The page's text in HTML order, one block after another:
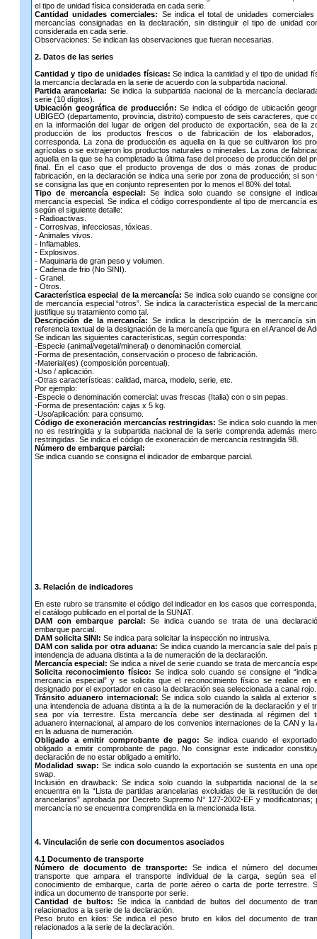
el tipo de unidad física considerada en cada serie.
Cantidad unidades comerciales: Se indica el total de unidades
mercancías consignadas en la declaración, sin distinguir el tipo de unidad
considerada en cada serie.
Observaciones: Se indican las observaciones que fueran necesarias.
2. Datos de las series
Cantidad y tipo de unidades físicas: Se indica la cantidad y el tipo de unidad
la mercancía declarada en la serie de acuerdo con la subpartida nacional.
Partida arancelaria: Se indica la subpartida nacional de la mercancía
serie (10 dígitos).
Ubicación geográfica de producción: Se indica el código de ubicación
UBIGEO (departamento, provincia, distrito) compuesto de seis caracteres, que
en la información del lugar de origen del producto de exportación, sea de la
producción de los productos frescos o de fabricación de los elaborados,
corresponda. La zona de producción es aquella en la que se cultivaron los
agrícolas o se extrajeron los productos naturales o minerales. La zona de
aquella en la que se ha completado la última fase del proceso de producción del
final. En el caso que el producto provenga de dos o más zonas de
fabricación, en la declaración se indica una serie por zona de producción; si son
se consigna las que en conjunto representen por lo menos el 80% del total.
Tipo de mercancía especial:Se indica solo cuando se consigne el
mercancía especial. Se indica el código correspondiente al tipo de mercancía
según el siguiente detalle:
- Radioactivas.
- Corrosivas, infecciosas, tóxicas.
- Animales vivos.
- Inflamables.
- Explosivos.
- Maquinaria de gran peso y volumen.
- Cadena de frio (No SINI).
- Granel.
- Otros.
Característica especial de la mercancía: Se indica solo cuando se consigne
de mercancía especial “otros”. Se indica la característica especial de la
justifique su tratamiento como tal.
Descripción de la mercancía: Se indica la descripción de la mercancía
referencia textual de la designación de la mercancía que figura en el Arancel de
Se indican las siguientes características, según corresponda:
-Especie (animal/vegetal/mineral) o denominación comercial.
-Forma de presentación, conservación o proceso de fabricación.
-Material(es) (composición porcentual).
-Uso / aplicación.
-Otras características: calidad, marca, modelo, serie, etc.
Por ejemplo:
-Especie o denominación comercial: uvas frescas (Italia) con o sin pepas.
-Forma de presentación: cajas x 5 kg.
-Uso/aplicación: para consumo.
Código de exoneración mercancías restringidas: Se indica solo cuando la
no es restringida y la subpartida nacional de la serie comprenda además
restringidas. Se indica el código de exoneración de mercancía restringida 98.
Número de embarque parcial:
Se indica cuando se consigna el indicador de embarque parcial.
3. Relación de indicadores
En este rubro se transmite el código del indicador en los casos que
el catálogo publicado en el portal de la SUNAT.
DAM con embarque parcial: Se indica cuando se trata de una
embarque parcial.
DAM solicita SINI: Se indica para solicitar la inspección no intrusiva.
DAM con salida por otra aduana: Se indica cuando la mercancía sale del país
intendencia de aduana distinta a la de numeración de la declaración.
Mercancía especial: Se indica a nivel de serie cuando se trata de mercancía
Solicita reconocimiento físico: Se indica solo cuando se consigne el
mercancía especial” y se solicita que el reconocimiento físico se realice en
designado por el exportador en caso la declaración sea seleccionada a canal rojo.
Tránsito aduanero internacional: Se indica solo cuando la salida al exterior
una intendencia de aduana distinta a la de la numeración de la declaración y el
sea por vía terrestre. Esta mercancía debe ser destinada al régimen del
aduanero internacional, al amparo de los convenios internaciones de la CAN y la
en la aduana de numeración.
Obligado a emitir comprobante de pago: Se indica cuando el
obligado a emitir comprobante de pago. No consignar este indicador
declaración de no estar obligado a emitirlo.
Modalidad swap:Se indica solo cuando la exportación se sustenta en una
swap.
Inclusión en drawback: Se indica solo cuando la subpartida nacional de la
encuentra en la “Lista de partidas arancelarias excluidas de la restitución de
arancelarios” aprobada por Decreto Supremo N° 127-2002-EF y modificatorias;
mercancía no se encuentra comprendida en la mencionada lista.
4. Vinculación de serie con documentos asociados
4.1 Documento de transporte
Número de documento de transporte: Se indica el número del
transporte que ampara el transporte individual de la carga, según sea
conocimiento de embarque, carta de porte aéreo o carta de porte terrestre.
indica un documento de transporte por serie.
Cantidad de bultos: Se indica la cantidad de bultos del documento de
relacionados a la serie de la declaración.
Peso bruto en kilos: Se indica el peso bruto en kilos del documento de
relacionados a la serie de la declaración.